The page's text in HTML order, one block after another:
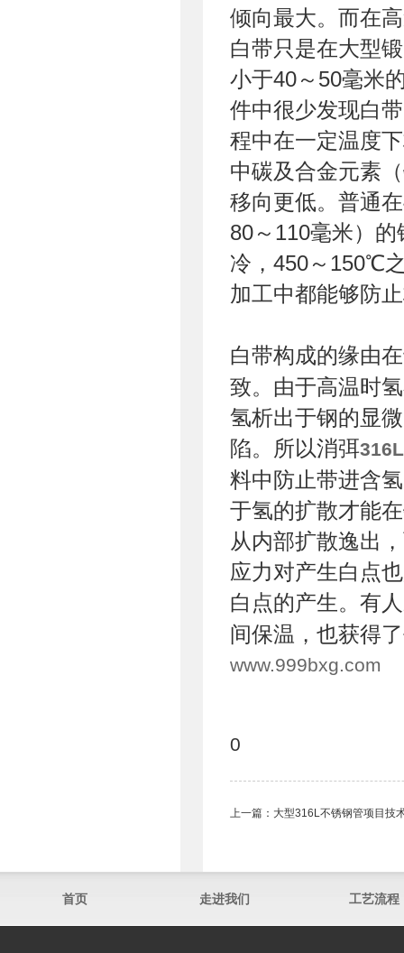
倾向最大。而在
白带只是在大型
小于40～50毫米
件中很少发现白
程中在一定温度
中碳及合金元素
移向更低。普通
80～110毫米）
冷，450～150℃
加工中都能够防
白带构成的缘由
致。由于高温时
氢析出于钢的显
陷。所以消弭
料中防止带进含
于氢的扩散才能
从内部扩散逸出
应力对产生白点
白点的产生。有
间保温，也获得
www.999bxg.com
0
上一篇： 大型316L不锈钢管项目技
首页 走进我们 工艺流程